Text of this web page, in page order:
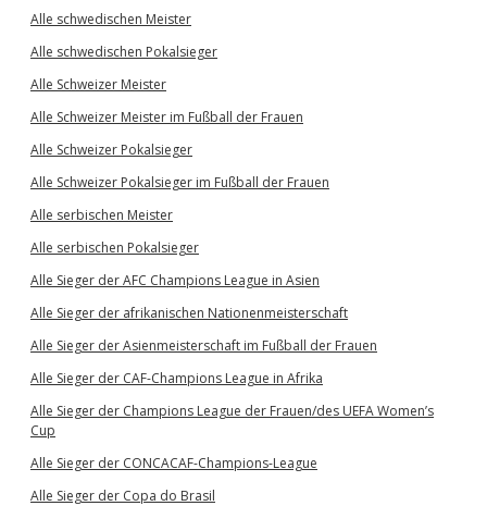
Alle schwedischen Meister
Alle schwedischen Pokalsieger
Alle Schweizer Meister
Alle Schweizer Meister im Fußball der Frauen
Alle Schweizer Pokalsieger
Alle Schweizer Pokalsieger im Fußball der Frauen
Alle serbischen Meister
Alle serbischen Pokalsieger
Alle Sieger der AFC Champions League in Asien
Alle Sieger der afrikanischen Nationenmeisterschaft
Alle Sieger der Asienmeisterschaft im Fußball der Frauen
Alle Sieger der CAF-Champions League in Afrika
Alle Sieger der Champions League der Frauen/des UEFA Women’s
Cup
Alle Sieger der CONCACAF-Champions-League
Alle Sieger der Copa do Brasil